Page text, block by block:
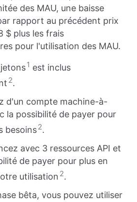
des MAU, une baisse
rapport au précédent prix
$ plus les frais
pour l'utilisation des MAU.
1 est inclus
2.
d'un compte machine-à-
la possibilité de payer pour
besoins2.
avec 3 ressources API et
de payer pour plus en
utilisation 2.
bêta, vous pouvez utiliser